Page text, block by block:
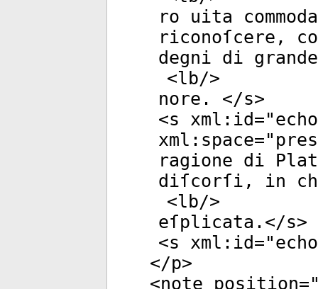
ro uita
riconoſcere,
degni di
<lb/>
nore. </s>
<s xml:id="
xml:space="
ragione di
diſcorſi, in
<lb/>
eſplicata.</s>
<s xml:id="
</p>
<note position